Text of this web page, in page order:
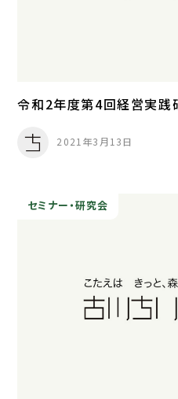
令和2年度第4回経営実践
2021年3月13日
セミナー・研究会